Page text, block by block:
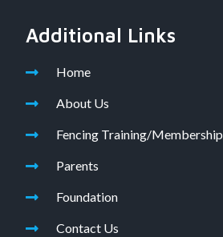
Additional Links
Home
About Us
Fencing Training/Membership
Parents
Foundation
Contact Us